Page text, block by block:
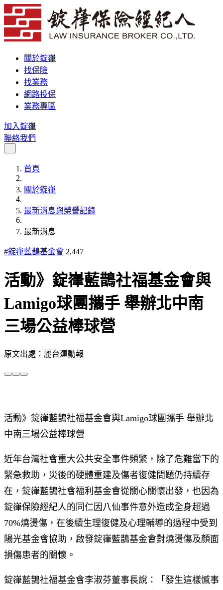
關於錠嵂
找保險
找業務
網路投保
業務專區
加入錠嵂
聯絡我們
首頁
關於錠嵂
最新消息與榮譽記錄
最新消息
#錠嵂藍鵲基金會 2,447
活動》錠嵂藍鵲社福基金會與
Lamigo球團攜手 舉辦北中南
三場公益棒球營
原文出處：麗台運動報
活動》錠嵂藍鵲社福基金會與Lamigo球團攜手 舉辦北
中南三場公益棒球營
近年台灣社會重大公共安全事件頻繁，除了危難當下的
緊急救助，災後的硬體重建及傷者復健問題仍持續存
在，錠嵂藍鵲社會福利基金會從關心關懷出發，也因為
錠嵂保險經紀人的同仁因八仙事件意外造成全身超過
70%燒燙傷，在後續生理復健及心理輔導的過程中受到
陽光基金會協助，啟發錠嵂藍鵲基金會對燒燙傷及顏面
損傷患者的關懷。
錠嵂藍鵲社福基金會李淑芬董事長說：「發生這樣憾事